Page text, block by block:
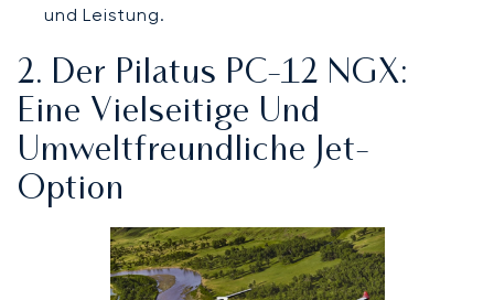
und Leistung.
2. Der Pilatus PC-12 NGX:
Eine Vielseitige Und
Umweltfreundliche Jet-
Option